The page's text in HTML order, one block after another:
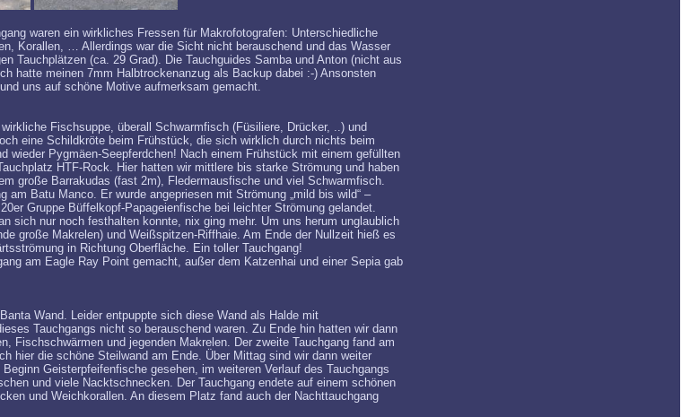
waren ein wirkliches Fressen für Makrofotografen: Unterschiedliche
Korallen, … Allerdings war die Sicht nicht berauschend und das Wasser
Tauchplätzen (ca. 29 Grad). Die Tauchguides Samba und Anton (nicht aus
hatte meinen 7mm Halbtrockenanzug als Backup dabei :-) Ansonsten
uns auf schöne Motive aufmerksam gemacht.
Fischsuppe, überall Schwarmfisch (Füsiliere, Drücker, ..) und
eine Schildkröte beim Frühstück, die sich wirklich durch nichts beim
wieder Pygmäen-Seepferdchen! Nach einem Frühstück mit einem gefüllten
HTF-Rock. Hier hatten wir mittlere bis starke Strömung und haben
große Barrakudas (fast 2m), Fledermausfische und viel Schwarmfisch.
am Batu Manco. Er wurde angepriesen mit Strömung „mild bis wild“ –
Gruppe Büffelkopf-Papageienfische bei leichter Strömung gelandet.
sich nur noch festhalten konnte, nix ging mehr. Um uns herum unglaublich
große Makrelen) und Weißspitzen-Riffhaie. Am Ende der Nullzeit hieß es
in Richtung Oberfläche. Ein toller Tauchgang!
am Eagle Ray Point gemacht, außer dem Katzenhai und einer Sepia gab
Wand. Leider entpuppte sich diese Wand als Halde mit
Tauchgangs nicht so berauschend waren. Zu Ende hin hatten wir dann
Fischschwärmen und jegenden Makrelen. Der zweite Tauchgang fand am
hier die schöne Steilwand am Ende. Über Mittag sind wir dann weiter
Geisterpfeifenfische gesehen, im weiteren Verlauf des Tauchgangs
und viele Nacktschnecken. Der Tauchgang endete auf einem schönen
und Weichkorallen. An diesem Platz fand auch der Nachttauchgang